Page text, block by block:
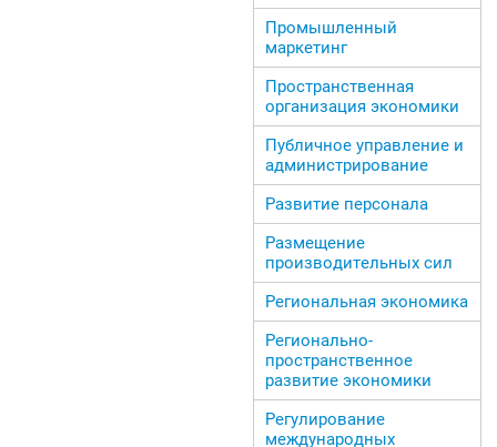
Промышленный
маркетинг
Пространственная
организация экономики
Публичное управление и
администрирование
Развитие персонала
Размещение
производительных сил
Региональная экономика
Регионально-
пространственное
развитие экономики
Регулирование
международных